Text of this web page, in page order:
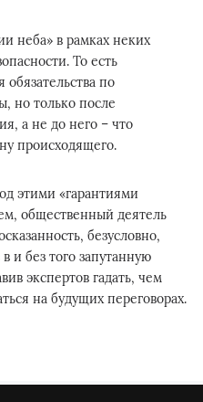
неба» в рамках неких
То есть
обязательства по
но только после
а не до него – что
происходящего.
этими «гарантиями
общественный деятель
безусловно,
и без того запутанную
экспертов гадать, чем
на будущих переговорах.